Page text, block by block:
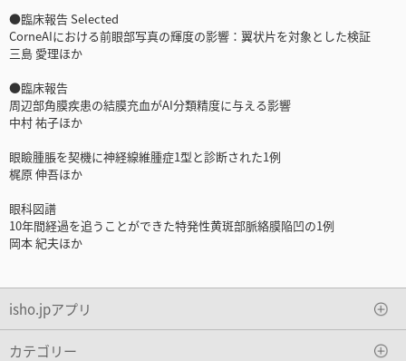
●臨床報告 Selected
CorneAIにおける前眼部写真の輝度の影響：翼状片を対象とした検証
三島 愛理ほか
●臨床報告
周辺部角膜疾患の結膜充血がAI分類精度に与える影響
中村 祐子ほか
眼瞼腫脹を契機に神経線維腫症1型と診断された1例
梶原 伸吾ほか
眼科図譜
10年間経過を追うことができた特発性黄斑部脈絡膜陥凹の1例
岡本 紀夫ほか
isho.jpアプリ
カテゴリー